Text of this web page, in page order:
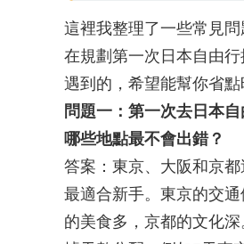
這裡我整理了一些常見
在規劃第一次日本自由
遇到的，希望能幫你省點
問題一：第一次去日本
哪些地點最不會出錯？
答案：東京、大阪和京
最適合新手。東京的交通
的美食多，京都的文化